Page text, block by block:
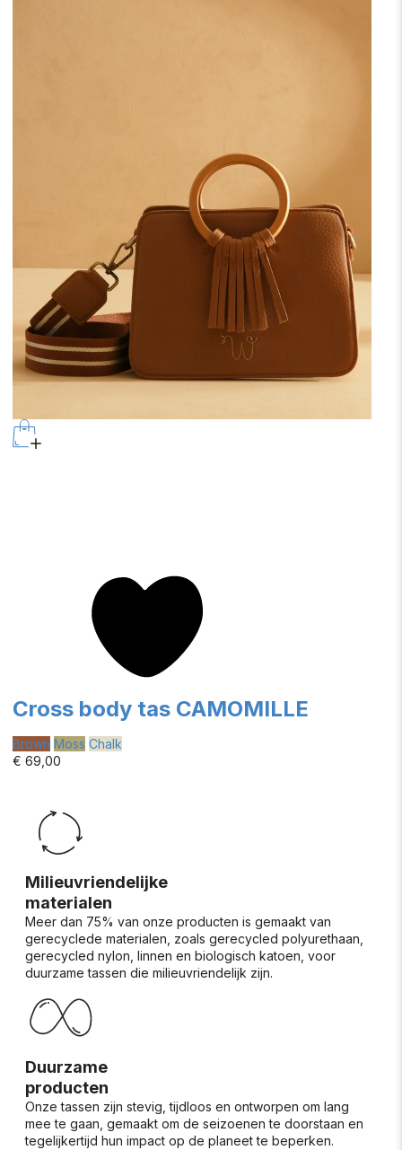
Cross body tas CAMOMILLE
Brown Moss Chalk
€ 69,00
Milieuvriendelijke
materialen
Meer dan 75% van onze producten is gemaakt van
gerecyclede materialen, zoals gerecycled polyurethaan,
gerecycled nylon, linnen en biologisch katoen, voor
duurzame tassen die milieuvriendelijk zijn.
Duurzame
producten
Onze tassen zijn stevig, tijdloos en ontworpen om lang
mee te gaan, gemaakt om de seizoenen te doorstaan en
tegelijkertijd hun impact op de planeet te beperken.